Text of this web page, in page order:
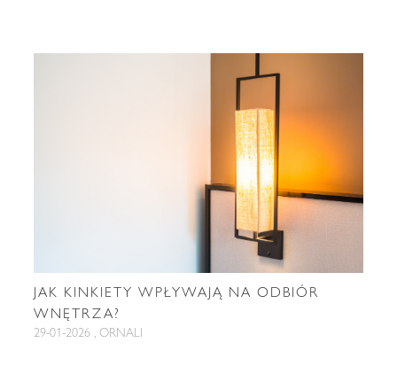
JAK KINKIETY WPŁYWAJĄ NA ODBIÓR
WNĘTRZA?
29-01-2026 , ORNALI